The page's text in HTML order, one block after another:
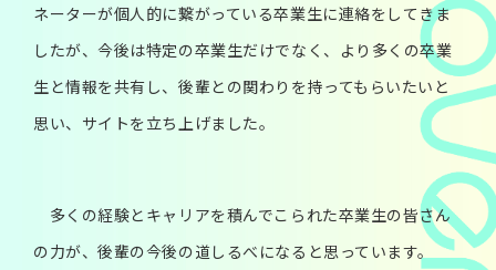
ネーターが個人的に繋がっている卒業生に連絡をしてきま
したが、今後は特定の卒業生だけでなく、より多くの卒業
生と情報を共有し、後輩との関わりを持ってもらいたいと
思い、サイトを立ち上げました。
多くの経験とキャリアを積んでこられた卒業生の皆さん
の力が、後輩の今後の道しるべになると思っています。